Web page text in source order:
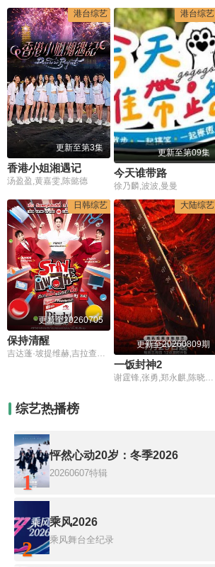
港台综艺
更新至第3集
香港小姐湘遇记
汤盈盈,黄嘉雯,陈懿德
港台综艺
更新至第09集
今天谁带路
徐乃麟,波波,曼曼
日韩综艺
更新至20260705
保持清醒
吉达蓬·坡提维赫,吉拉查彭·斯里桑,帕查差·司隶亚楠让,塔湾·维弘可塔纳,提迪蓬·德查阿派坤,塔维南·阿努固布拉瑟,柴·尼姆塔瓦特,帕金·坤纳阿努威,钟朋·阿卢迪吉朋,卡西特·普洛彭,柴亚通·逮拉达纳布拉迪,萨朋·阿萨瓦蒙空,皮澈彭·吉拉逮萨库翁,塔纳·丹杰萨达
大陆综艺
更新至20260809期
一饭封神2
谢霆锋,张勇,郑永麒,陈晓卿,李诞,屈雨瑜,杨艳彬,黎子安
综艺热播榜
1
怦然心动20岁：冬季2026
20260607特辑
2
乘风2026
乘风舞台全纪录